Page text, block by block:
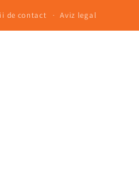
de contact Aviz legal